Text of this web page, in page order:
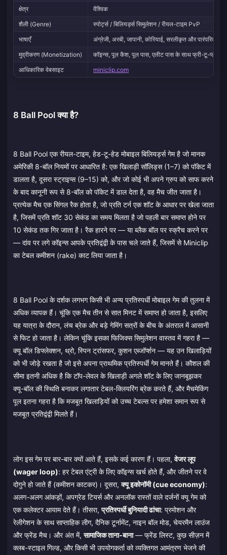
क्षेत्र
वैश्विक
शैली (Genre)
स्पोर्ट्स / बिलियर्ड्स सिमुलेशन / रीयल-टाइम PvP
भाषाएँ
अंग्रेजी, अरबी, जापानी, कोरियाई, सरलीकृत और पारंपरिक
मुद्रीकरण (Monetization)
कॉइन्स, पूल कैश, पूल पास, एलीट पास के साथ फ्री-टू-प्ले
आधिकारिक वेबसाइट
miniclip.com
8 Ball Pool क्या है?
8 Ball Pool एक रीयल-टाइम, हेड-टू-हेड मोबाइल बिलियर्ड्स गेम है जो मानक
अमेरिकी 8-बॉल नियमों पर आधारित है: एक खिलाड़ी सॉलिड्स (1–7) को पॉकेट में
डालता है, दूसरा स्ट्राइप्स (9–15) को, और जो कोई भी अपने ग्रुप को साफ करने
के बाद कानूनी रूप से 8-बॉल को पॉकेट में डाल देता है, वह मैच जीत जाता है।
प्रत्येक मैच एक सिंगल रैक होता है, जो प्रति टर्न एक शॉट के आधार पर खेला जाता
है, जिसमें प्रति शॉट 30 सेकंड का समय मिलता है जो पहली बार समाप्त होने पर
10 सेकंड तक गिर जाता है। रैक हारने पर — या ब्लैक बॉल पर स्क्रैच करने पर
— दांव पर लगे कॉइन्स आपके प्रतिद्वंद्वी के पास चले जाते हैं, जिसमें से Miniclip
का टेबल कमीशन (rake) काट लिया जाता है।
8 Ball Pool के दर्शक लगभग किसी भी अन्य प्रतिस्पर्धी मोबाइल गेम की तुलना में
अधिक व्यापक हैं। चूंकि एक मैच तीन से सात मिनट में समाप्त हो जाता है, इसलिए
यह यात्रा के दौरान, लंच ब्रेक और बड़े गेमिंग सत्रों के बीच के अंतराल में आसानी
से फिट हो जाता है। लेकिन चूंकि इसका फिजिक्स सिमुलेशन वास्तव में गहरा है —
क्यू बॉल डिफ्लेक्शन, थ्रो, स्पिन ट्रांसफर, कुशन एब्जॉर्प्शन — यह उन खिलाड़ियों
को भी जोड़े रखता है जो इसे अपना प्राथमिक प्रतिस्पर्धी गेम मानते हैं। कौशल की
सीमा इतनी अधिक है कि टॉप-लेवल के खिलाड़ी अगले शॉट के लिए जानबूझकर
क्यू-बॉल की स्थिति बनाकर लगातार टेबल-क्लियरिंग ब्रेक करते हैं, और मैचमेकिंग
पूल इतना गहरा है कि मजबूत खिलाड़ियों को उच्च टेबल्स पर हमेशा समान रूप से
मजबूत प्रतिद्वंद्वी मिलते हैं।
लोग इस गेम पर बार-बार क्यों आते हैं, इसके कई कारण हैं। पहला,वेजर लूप
(wager loop): हर टेबल एंट्री के लिए कॉइन्स खर्च होते हैं, और जीतने पर वे
दोगुने हो जाते हैं (कमीशन काटकर)। दूसरा,क्यू इकोनॉमी (cue economy):
अलग-अलग आंकड़ों, अपग्रेड टियर्स और अनलॉक रास्तों वाले दर्जनों क्यू गेम को
एक कलेक्टर आयाम देते हैं। तीसरा,प्रतिस्पर्धी बुनियादी ढांचा: प्रमोशन और
रेलीगेशन के साथ साप्ताहिक लीग, दैनिक टूर्नामेंट, नाइन बॉल मोड, चेयरमैन लाउंज
और फ्रेंड मैच। और अंत में,सामाजिक ताना-बाना— फ्रेंड लिस्ट, कुछ सीज़न में
क्लब-स्टाइल गिल्ड, और किसी भी उपयोगकर्ता को व्यक्तिगत आमंत्रण भेजने की